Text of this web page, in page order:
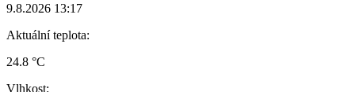
9.8.2026 13:17
Aktuální teplota:
24.8 °C
Vlhkost: